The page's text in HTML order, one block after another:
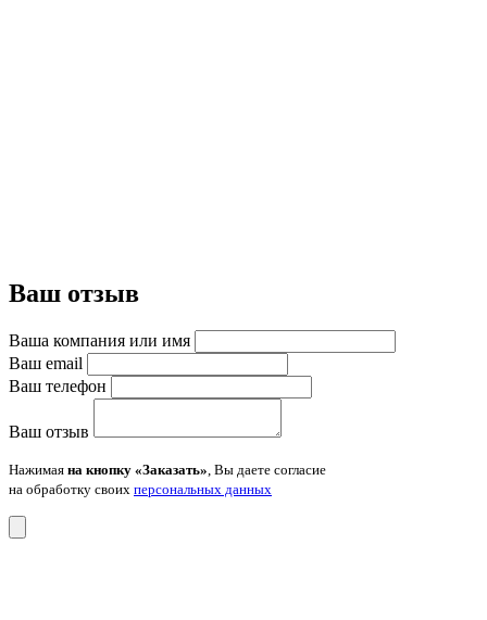
Ваш отзыв
Ваша компания или имя
Ваш email
Ваш телефон
Ваш отзыв
Нажимая на кнопку «Заказать» , Вы даете согласие
на обработку своих персональных данных